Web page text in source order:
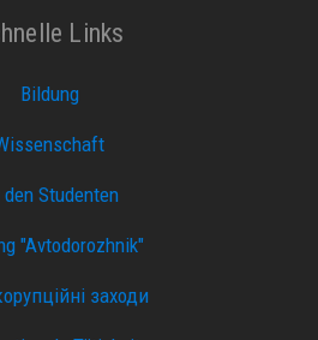
Links
Bildung
den Studenten
"Avtodorozhnik"
заходи